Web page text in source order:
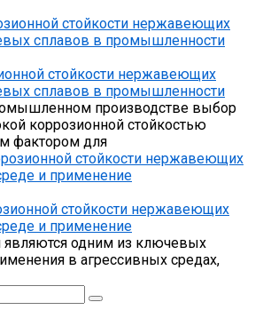
стойкости нержавеющих
сплавов в промышленности
производстве выбор
коррозионной стойкостью
фактором для
стойкости нержавеющих
и применение
одним из ключевых
в агрессивных средах,